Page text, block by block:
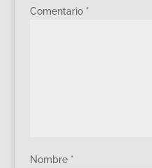
Comentario *
Nombre *